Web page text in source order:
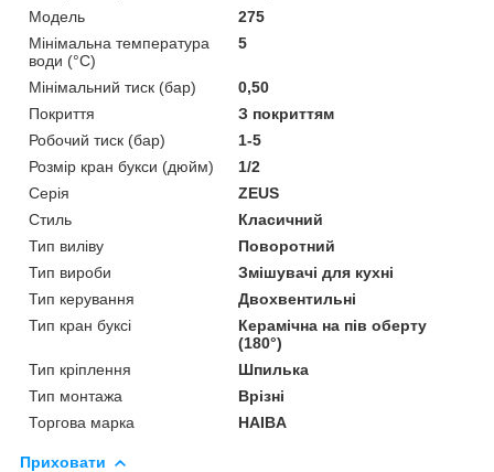
Мoдель
275
Мінімальна температура
води (°C)
5
Мінімальний тиск (бар)
0,50
Покриття
З покриттям
Робочий тиск (бар)
1-5
Розмір кран букси (дюйм)
1/2
Серія
ZEUS
Стиль
Класичний
Тип виліву
Поворотний
Тип вироби
Змішувачі для кухні
Тип керування
Двохвентильні
Тип кран буксі
Керамічна на пів оберту
(180°)
Тип кріплення
Шпилька
Тип монтажа
Врізні
Торгова марка
HAIBA
Приховати